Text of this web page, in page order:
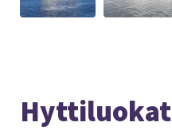
Hyttiluokat